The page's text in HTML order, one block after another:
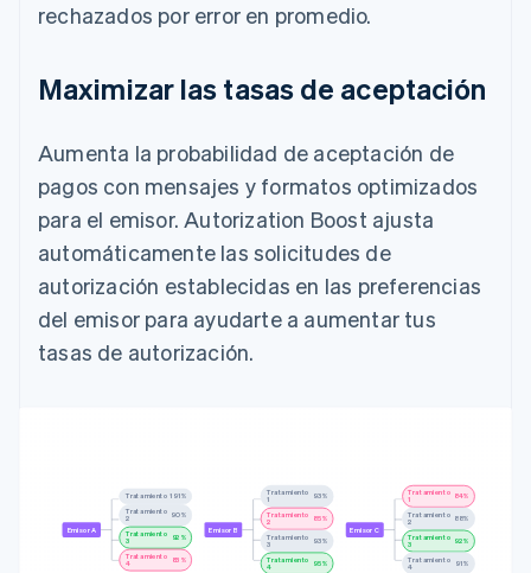
rechazados por error en promedio.
Maximizar las tasas de aceptación
Aumenta la probabilidad de aceptación de
pagos con mensajes y formatos optimizados
para el emisor. Autorization Boost ajusta
automáticamente las solicitudes de
autorización establecidas en las preferencias
del emisor para ayudarte a aumentar tus
tasas de autorización.
Emisor A
Tratamiento
1 90%
Tratamiento
2 89%
Tratamiento
3 93%
Tratamiento
4 84%
Emisor B
Tratamiento
1 94%
Tratamiento
2 84%
Tratamiento
3 92%
Tratamiento
4 96%
Emisor C
Tratamiento
1 83%
Tratamiento
2 88%
Tratamiento
3 92%
Tratamiento
4 91%